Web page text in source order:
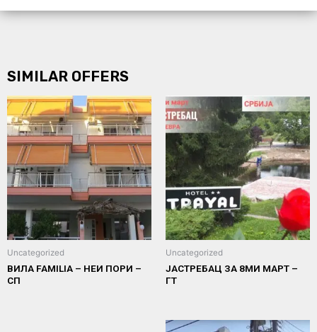
SIMILAR OFFERS
Uncategorized
ВИЛА FAMILIA – НЕИ ПОРИ –
СП
Uncategorized
ЈАСТРЕБАЦ ЗА 8МИ МАРТ –
ГТ